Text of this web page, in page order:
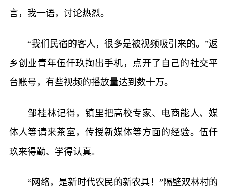
言，我一语，讨论热烈。
“我们民宿的客人，很多是被视频吸引来的。”返
乡创业青年伍仟玖掏出手机，点开了自己的社交平
台账号，有些视频的播放量达到数十万。
邹桂林记得，镇里把高校专家、电商能人、媒
体人等请来茶室，传授新媒体等方面的经验。伍仟
玖来得勤、学得认真。
“网络，是新时代农民的新农具！”隔壁双林村的